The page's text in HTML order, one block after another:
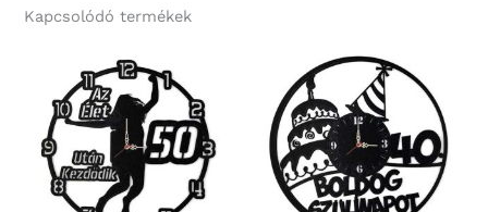
Kapcsolódó termékek